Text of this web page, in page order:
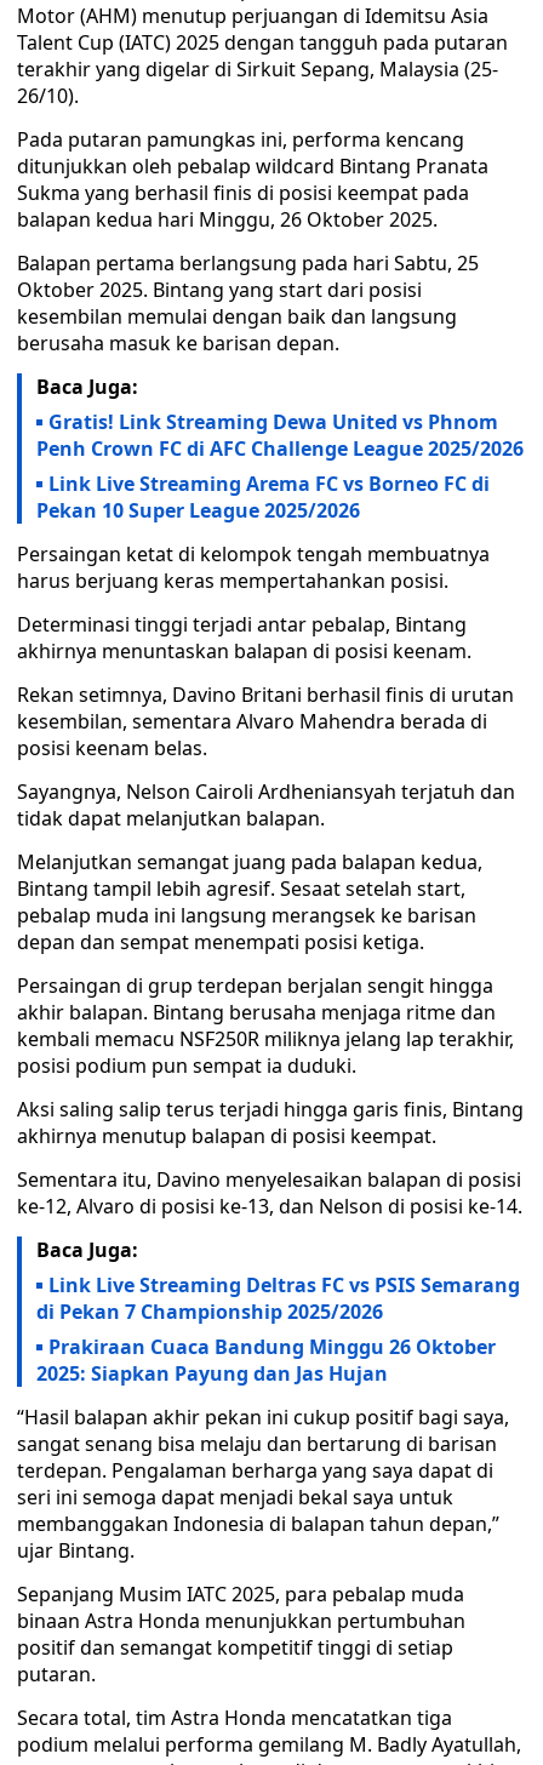
Motor (AHM) menutup perjuangan di Idemitsu Asia
Talent Cup (IATC) 2025 dengan tangguh pada putaran
terakhir yang digelar di Sirkuit Sepang, Malaysia (25-
26/10).
Pada putaran pamungkas ini, performa kencang
ditunjukkan oleh pebalap wildcard Bintang Pranata
Sukma yang berhasil finis di posisi keempat pada
balapan kedua hari Minggu, 26 Oktober 2025.
Balapan pertama berlangsung pada hari Sabtu, 25
Oktober 2025. Bintang yang start dari posisi
kesembilan memulai dengan baik dan langsung
berusaha masuk ke barisan depan.
Baca Juga:
Gratis! Link Streaming Dewa United vs Phnom
Penh Crown FC di AFC Challenge League 2025/2026
Link Live Streaming Arema FC vs Borneo FC di
Pekan 10 Super League 2025/2026
Persaingan ketat di kelompok tengah membuatnya
harus berjuang keras mempertahankan posisi.
Determinasi tinggi terjadi antar pebalap, Bintang
akhirnya menuntaskan balapan di posisi keenam.
Rekan setimnya, Davino Britani berhasil finis di urutan
kesembilan, sementara Alvaro Mahendra berada di
posisi keenam belas.
Sayangnya, Nelson Cairoli Ardheniansyah terjatuh dan
tidak dapat melanjutkan balapan.
Melanjutkan semangat juang pada balapan kedua,
Bintang tampil lebih agresif. Sesaat setelah start,
pebalap muda ini langsung merangsek ke barisan
depan dan sempat menempati posisi ketiga.
Persaingan di grup terdepan berjalan sengit hingga
akhir balapan. Bintang berusaha menjaga ritme dan
kembali memacu NSF250R miliknya jelang lap terakhir,
posisi podium pun sempat ia duduki.
Aksi saling salip terus terjadi hingga garis finis, Bintang
akhirnya menutup balapan di posisi keempat.
Sementara itu, Davino menyelesaikan balapan di posisi
ke-12, Alvaro di posisi ke-13, dan Nelson di posisi ke-14.
Baca Juga:
Link Live Streaming Deltras FC vs PSIS Semarang
di Pekan 7 Championship 2025/2026
Prakiraan Cuaca Bandung Minggu 26 Oktober
2025: Siapkan Payung dan Jas Hujan
“Hasil balapan akhir pekan ini cukup positif bagi saya,
sangat senang bisa melaju dan bertarung di barisan
terdepan. Pengalaman berharga yang saya dapat di
seri ini semoga dapat menjadi bekal saya untuk
membanggakan Indonesia di balapan tahun depan,”
ujar Bintang.
Sepanjang Musim IATC 2025, para pebalap muda
binaan Astra Honda menunjukkan pertumbuhan
positif dan semangat kompetitif tinggi di setiap
putaran.
Secara total, tim Astra Honda mencatatkan tiga
podium melalui performa gemilang M. Badly Ayatullah,